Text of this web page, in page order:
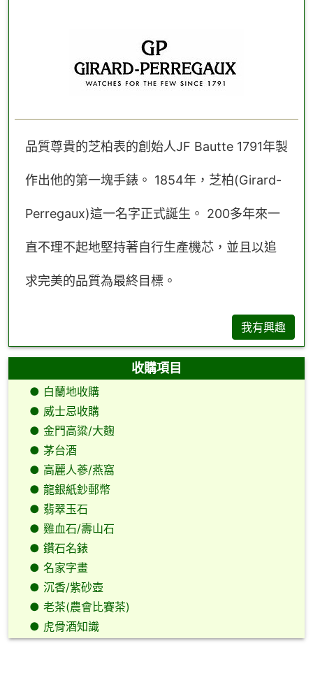
品質尊貴的芝柏表的創始人JF Bautte 1791年製
作出他的第一塊手錶。 1854年，芝柏(Girard-
Perregaux)這一名字正式誕生。 200多年來一
直不理不起地堅持著自行生產機芯，並且以追
求完美的品質為最終目標。
我有興趣
收購項目
● 白蘭地收購
● 威士忌收購
● 金門高粱/大麴
● 茅台酒
● 高麗人蔘/燕窩
● 龍銀紙鈔郵幣
● 翡翠玉石
● 雞血石/壽山石
● 鑽石名錶
● 名家字畫
● 沉香/紫砂壺
● 老茶(農會比賽茶)
● 虎骨酒知識